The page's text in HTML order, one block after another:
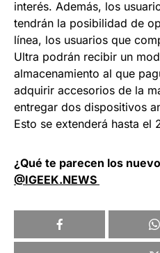
interés. Además, los
tendrán la posibilidad de
línea, los usuarios que
Ultra podrán recibir un
almacenamiento al que
adquirir accesorios de la
entregar dos dispositivos
Esto se extenderá hasta el
¿Qué te parecen los
@IGEEK.NEWS